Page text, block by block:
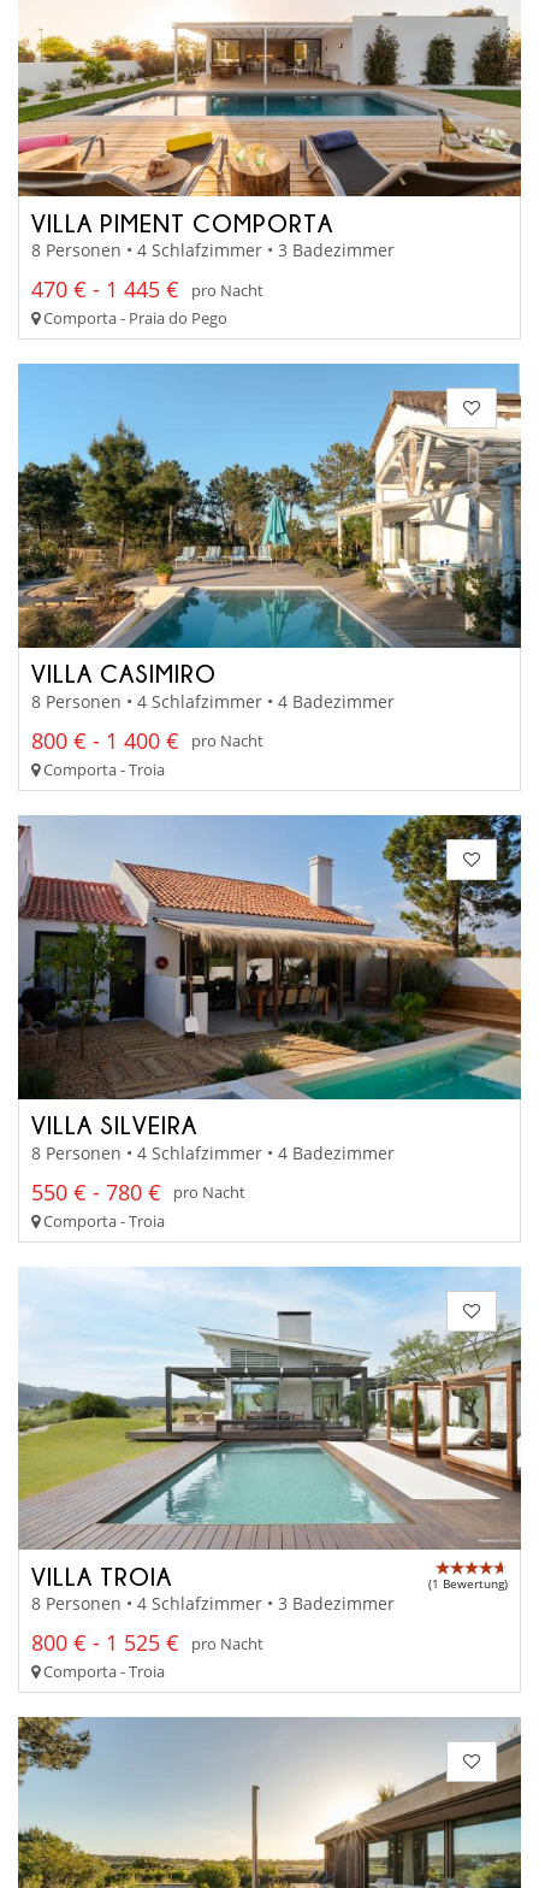
VILLA PIMENT COMPORTA
8 Personen • 4 Schlafzimmer • 3 Badezimmer
470 € - 1 445 €
pro Nacht
Comporta - Praia do Pego
VILLA CASIMIRO
8 Personen • 4 Schlafzimmer • 4 Badezimmer
800 € - 1 400 €
pro Nacht
Comporta - Troia
VILLA SILVEIRA
8 Personen • 4 Schlafzimmer • 4 Badezimmer
550 € - 780 €
pro Nacht
Comporta - Troia
VILLA TROIA (1 Bewertung)
8 Personen • 4 Schlafzimmer • 3 Badezimmer
800 € - 1 525 €
pro Nacht
Comporta - Troia